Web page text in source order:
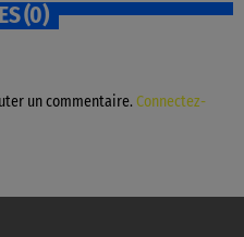
(0)
un commentaire. Connectez-